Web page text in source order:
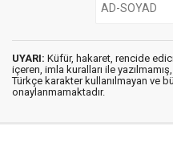
UYARI: Küfür, hakaret, rencide
içeren, imla kuralları ile yazılmamış,
Türkçe karakter kullanılmayan ve
onaylanmamaktadır.